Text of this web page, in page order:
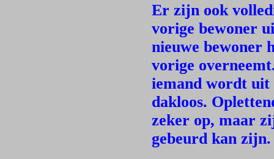
Er zijn ook
vorige bewoner
nieuwe bewoner
vorige
iemand wordt uit
dakloos.
zeker op, maar
gebeurd kan zijn.